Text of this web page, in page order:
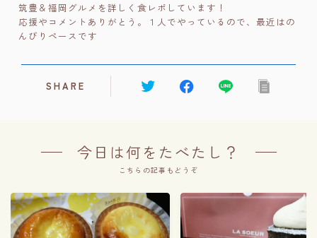
筑豊＆福岡グルメを詳しく食レポしています！
応援やコメントありがとう。１人でやっているので、最近はの
んびりペースです
SHARE
今日は何をたべたし？
こちらの記事もどうぞ